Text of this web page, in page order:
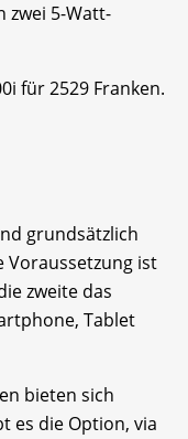
zwei 5-Watt-
für 2529 Franken.
grundsätzlich
Voraussetzung ist
zweite das
Tablet
bieten sich
es die Option, via